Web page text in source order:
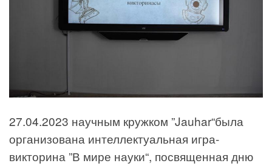
27.04.2023 научным кружком ”Jauhar“была
организована интеллектуальная игра-
викторина ”В мире науки“, посвященная дню